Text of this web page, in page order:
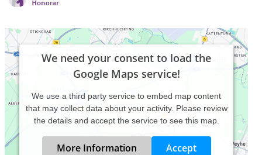
We need your consent to load the
Google Maps service!
We use a third party service to embed map content
that may collect data about your activity. Please review
the details and accept the service to see this map.
More Information Accept